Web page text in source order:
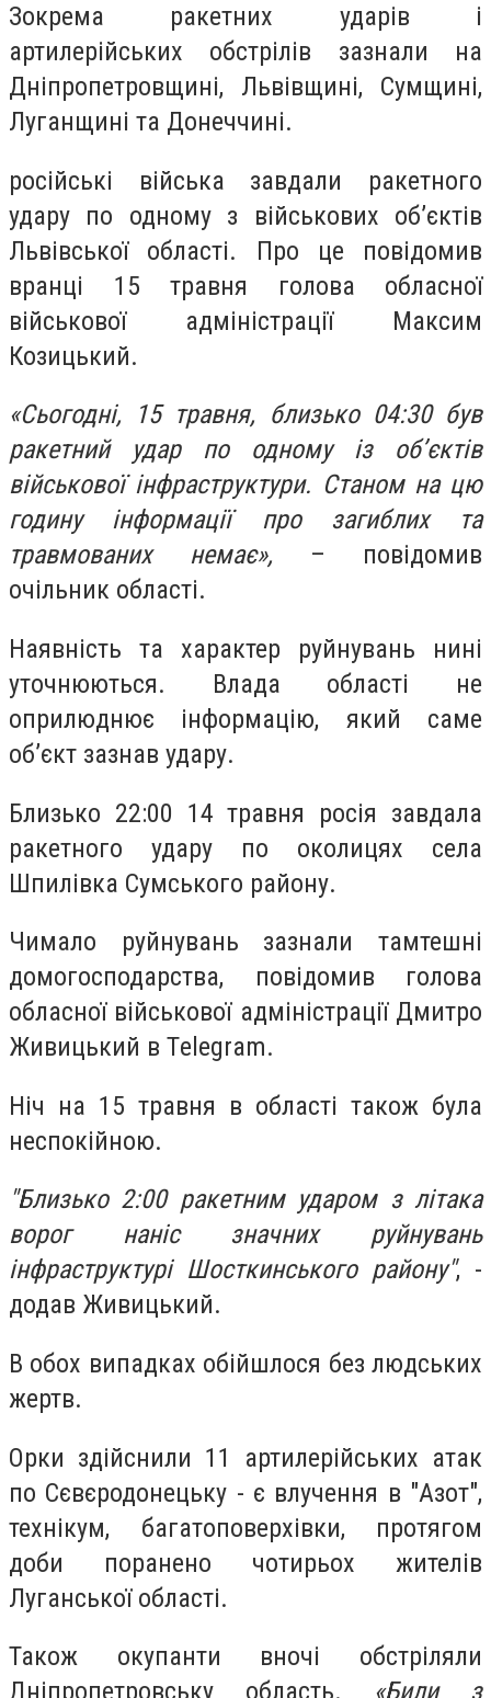
Зокрема ракетних ударів і
артилерійських обстрілів зазнали на
Дніпропетровщині, Львівщині, Сумщині,
Луганщині та Донеччині.
російські війська завдали ракетного
удару по одному з військових об’єктів
Львівської області. Про це повідомив
вранці 15 травня голова обласної
військової адміністрації Максим
Козицький.
«Сьогодні, 15 травня, близько 04:30 був
ракетний удар по одному із об’єктів
військової інфраструктури. Станом на цю
годину інформації про загиблих та
травмованих немає», – повідомив
очільник області.
Наявність та характер руйнувань нині
уточнюються. Влада області не
оприлюднює інформацію, який саме
об’єкт зазнав удару.
Близько 22:00 14 травня росія завдала
ракетного удару по околицях села
Шпилівка Сумського району.
Чимало руйнувань зазнали тамтешні
домогосподарства, повідомив голова
обласної військової адміністрації Дмитро
Живицький в Тelegram.
Ніч на 15 травня в області також була
неспокійною.
"Близько 2:00 ракетним ударом з літака
ворог наніс значних руйнувань
інфраструктурі Шосткинського району", -
додав Живицький.
В обох випадках обійшлося без людських
жертв.
Орки здійснили 11 артилерійських атак
по Сєвєродонецьку - є влучення в "Азот",
технікум, багатоповерхівки, протягом
доби поранено чотирьох жителів
Луганської області.
Також окупанти вночі обстріляли
Дніпропетровську область. «Били з